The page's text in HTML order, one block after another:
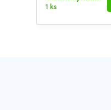
1 ks